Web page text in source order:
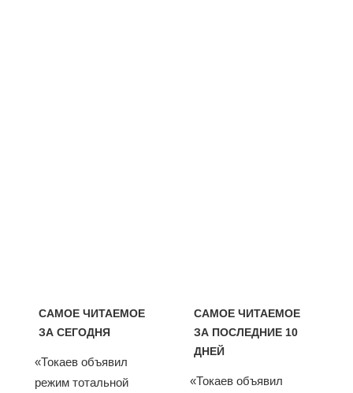
САМОЕ ЧИТАЕМОЕ
ЗА СЕГОДНЯ
«Токаев объявил
режим тотальной
САМОЕ ЧИТАЕМОЕ
ЗА ПОСЛЕДНИЕ 10
ДНЕЙ
«Токаев объявил